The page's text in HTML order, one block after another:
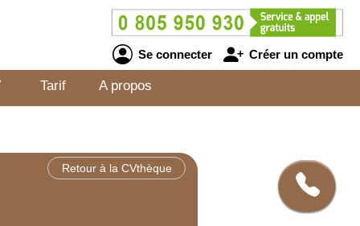
Se connecter Créer un compte
Tarif A propos
Retour à la CVthèque